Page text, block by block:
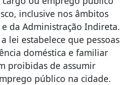
inclusive nos âmbitos
da Administração Indireta.
lei estabelece que pessoas
doméstica e familiar
proibidas de assumir
público na cidade.